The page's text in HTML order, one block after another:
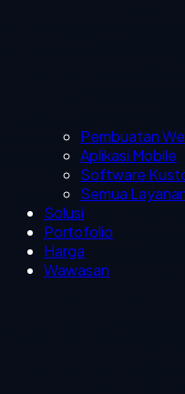
Pembuatan
Aplikasi Mobile
Software
Semua
Solusi
Portofolio
Harga
Wawasan